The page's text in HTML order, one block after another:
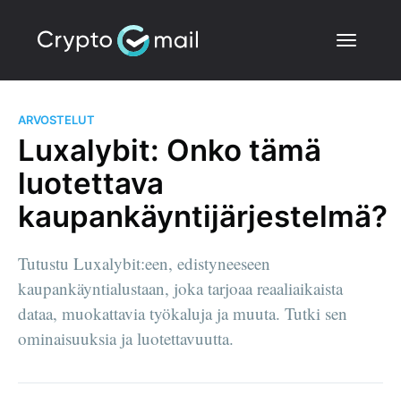
ARVOSTELUT
Luxalybit: Onko tämä
luotettava
kaupankäyntijärjestelmä?
Tutustu Luxalybit:een, edistyneeseen
kaupankäyntialustaan, joka tarjoaa reaaliaikaista
dataa, muokattavia työkaluja ja muuta. Tutki sen
ominaisuuksia ja luotettavuutta.